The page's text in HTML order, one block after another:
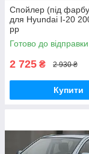
Спойлер (під
для Hyundai I-20
рр
Готово до відправки
2 725 ₴ 2 930 ₴
Купити